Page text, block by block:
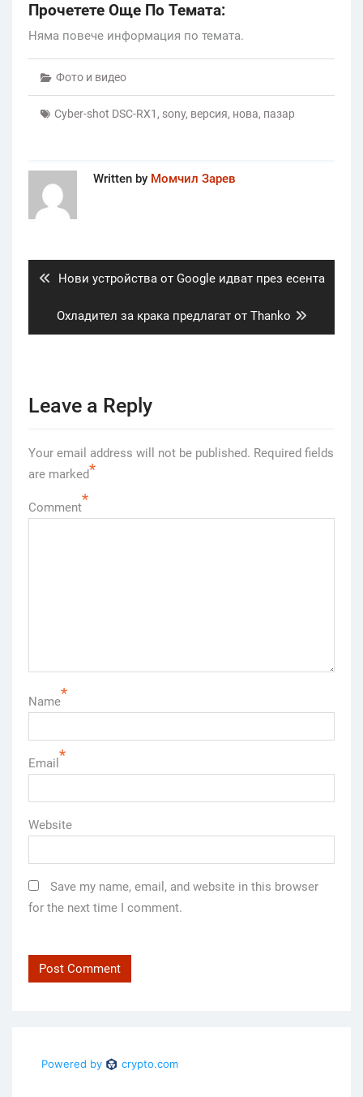
Прочетете Още По Темата:
Няма повече информация по темата.
Фото и видео
Cyber-shot DSC-RX1 , sony, версия, нова, пазар
Written by Момчил Зарев
Previous
Нови устройства от Google идват през есента
Next
post:
Охладител за крака предлагат от Thanko
Leave a Reply
Your email address will not be published. Required fields
are marked*
Comment*
Name*
Email *
Website
Save my name, email, and website in this browser
for the next time I comment.